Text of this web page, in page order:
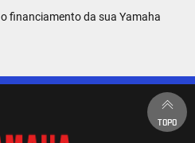
financiamento da sua Yamaha
TOPO